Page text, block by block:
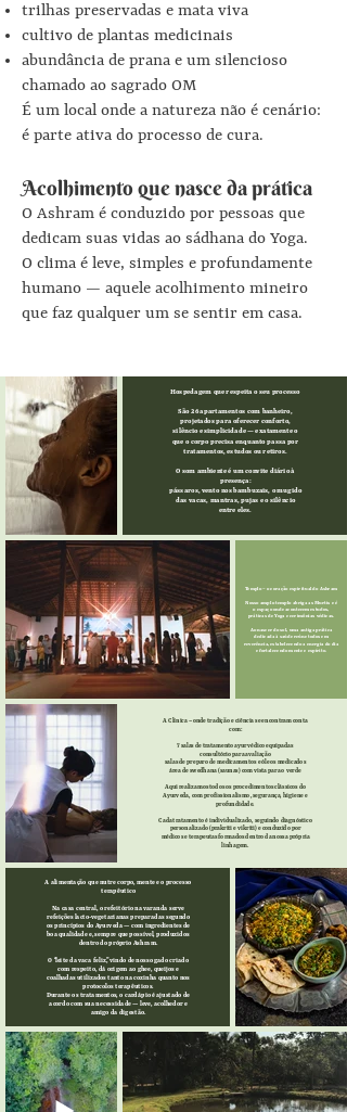
trilhas preservadas e mata viva
cultivo de plantas medicinais
abundância de prana e um silencioso
chamado ao sagrado OM
É um local onde a natureza não é cenário:
é parte ativa do processo de cura.
Acolhimento que nasce da prática
O Ashram é conduzido por pessoas que
dedicam suas vidas ao sádhana do Yoga.
O clima é leve, simples e profundamente
humano — aquele acolhimento mineiro
que faz qualquer um se sentir em casa.
Hospedagem que respeita o seu processo
São 26 apartamentos com banheiro,
projetados para oferecer conforto,
silêncio e simplicidade — exatamente o
que o corpo precisa enquanto passa por
tratamentos, estudos ou retiros.
O som ambiente é um convite diário à
presença:
pássaros, vento nos bambuzais, o mugido
das vacas, mantras, pujas e o silêncio
entre eles.
Templo – o coração espiritual do Ashram
Nosso amplo templo abriga as Murtis e é
o espaço onde acontecem estudos,
práticas de Yoga e cerimônias védicas.
Ao nascer do sol, uma antiga prática
dedicada à saúde reúne todos em
reverência, estabelecendo a energia do dia
e fortalecendo mente e espírito.
A Clínica – onde tradição e ciência se encontramconta
com:
7 salas de tratamento ayurvédico equipadas
consultório para avaliação
salas de preparo de medicamentos e óleos medicados
área de swedhana (saunas) com vista para o verde
Aqui realizamos todos os procedimentos clássicos do
Ayurveda, com profissionalismo, segurança, higiene e
profundidade.
Cada tratamento é individualizado, seguindo diagnóstico
personalizado (prakriti e vikriti) e conduzido por
médicos e terapeutas formados dentro da nossa própria
linhagem.
A alimentação que nutre corpo, mente e o processo
terapêutico
Na casa central, o refeitório na varanda serve
refeições lacto-vegetarianas preparadas segundo
os princípios do Ayurveda — com ingredientes de
boa qualidade e, sempre que possível, produzidos
dentro do próprio Ashram.
O “leite da vaca feliz”, vindo de nosso gado criado
com respeito, dá origem ao ghee, queijos e
coalhadas utilizados tanto na cozinha quanto nos
protocolos terapêuticos.
Durante os tratamentos, o cardápio é ajustado de
acordo com sua necessidade — leve, acolhedor e
amigo da digestão.